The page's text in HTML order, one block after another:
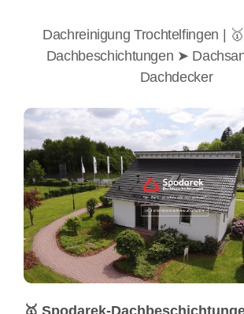
Dachreinigung Trochtelfingen |
Dachbeschichtungen ➤
Dachdecker